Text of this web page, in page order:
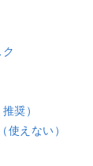
奨）
えない）